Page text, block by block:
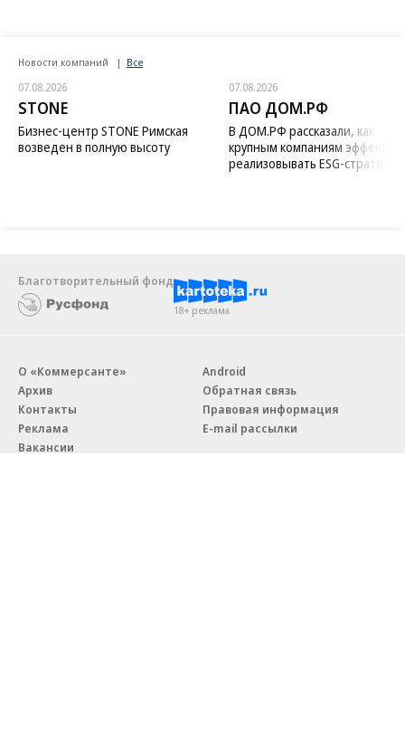
Новости компаний Все
07.08.2026
STONE
Бизнес-центр STONE Римская
возведен в полную высоту
07.08.2026
ПАО ДОМ.РФ
В ДОМ.РФ рассказали, как
крупным компаниям
реализовывать ESG-стратегию
Благотворительный фонд
18+ реклама
О «Коммерсанте»
Архив
Контакты
Реклама
Вакансии
Android
Обратная связь
Правовая информация
E-mail рассылки